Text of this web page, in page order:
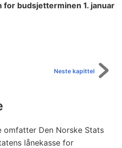
budsjetterminen 1. januar
Neste kapittel
omfatter Den Norske Stats
lånekasse for